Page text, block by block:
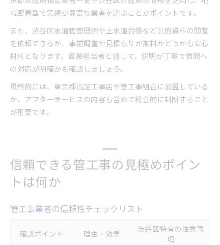
域密着型で実績が豊富な業者を選ぶことがポイントです。
また、渋谷区水道管管理図や上水道台帳など公的資料の閲覧
を依頼できるか、事前調査や見積もりが無料かどうかも安心
材料となります。直接担当者と話して、説明が丁寧で質問へ
の対応が明確かも確認しましょう。
最終的には、東京都指定工事店や管工事組合に加盟している
か、アフターサービスの内容も含めて総合的に判断すること
が重要です。
信頼できる管工事の見極めポイン
トは何か
管工事業者の信頼性チェックリスト
確認ポイント 理由・効果
渋谷区特有の注意事
項